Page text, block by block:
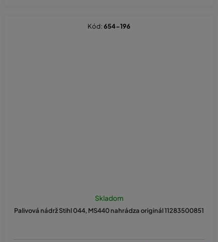
Palivová nádrž Stihl 044, MS440 nahrádza originál 11283500851
Skladom
Kód:654-196